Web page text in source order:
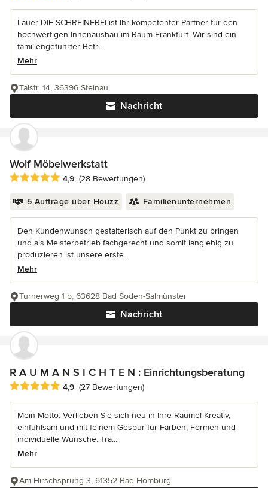
Lauer DIE SCHREINEREI ist Ihr kompetenter Partner für den
hochwertigen Innenausbau im Raum Frankfurt. Wir sind ein
familiengeführter Betri...
Mehr
Nachricht
Talstr. 14, 36396 Steinau
Wolf Möbelwerkstatt
Durchschnittliche Bewertung: 4.9 von 5 Sternen
4,9 (28 Bewertungen)
5 Aufträge über Houzz Familienunternehmen
Den Kundenwunsch gestalterisch auf den Punkt zu bringen
und als Meisterbetrieb fachgerecht und somit langlebig zu
produzieren ist unsere erste...
Mehr
Nachricht
Turnerweg 1 b, 63628 Bad Soden-Salmünster
R A U M A N S I C H T E N : Einrichtungsberatung
Durchschnittliche Bewertung: 4.9 von 5 Sternen
4,9 (27 Bewertungen)
Mein Motto: Verlieben Sie sich neu in Ihre Räume! Kreativ,
einfühlsam und mit feinem Gespür für Farben, Formen und
individuelle Wünsche. Tra...
Mehr
Am Hirschsprung 3, 61352 Bad Homburg